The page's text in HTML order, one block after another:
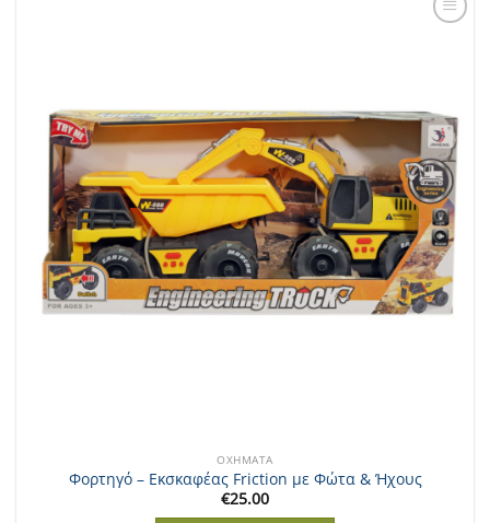
ΟΧΉΜΑΤΑ
Φορτηγό – Εκσκαφέας Friction με Φώτα & Ήχους
€25.00